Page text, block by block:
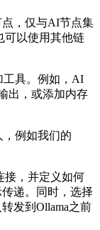
点，仅与AI节点集
可以使用其他链
工具。例如，AI
出，或添加内存
例如我们的
接，并定义如何
递。同时，选择
发到Ollama之前